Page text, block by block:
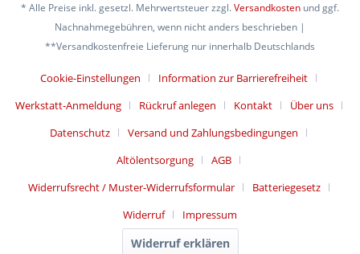
* Alle Preise inkl. gesetzl. Mehrwertsteuer zzgl.Versandkosten und ggf.
Nachnahmegebühren, wenn nicht anders beschrieben |
**Versandkostenfreie Lieferung nur innerhalb Deutschlands
Cookie-Einstellungen
Information zur Barrierefreiheit
Werkstatt-Anmeldung
Rückruf anlegen Kontakt
Über uns
Datenschutz
Versand und Zahlungsbedingungen
Altölentsorgung
AGB
Widerrufsrecht / Muster-Widerrufsformular
Batteriegesetz
Widerruf
Impressum
Widerruf erklären